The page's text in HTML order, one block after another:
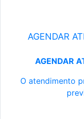
AGENDAR
AGENDAR
O atendimento